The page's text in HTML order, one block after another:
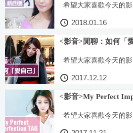
希望大家喜歡今天的影
2018.01.16
<影音>閒聊：如何「
希望大家喜歡今天的影
2017.12.12
<影音>My Perfect
希望大家喜歡今天的影